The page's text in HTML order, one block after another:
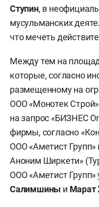
Ступин, в
мусульманских
что мечеть
Между тем на
которые, согласно
размещенному на
ООО «Монотек
на запрос «БИЗНЕС
фирмы, согласно
ООО «Аметист
Аноним Ширкети»
ООО «Аметист Групп»
Салимшины и Марат